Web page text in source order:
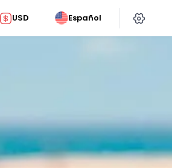
USD Español